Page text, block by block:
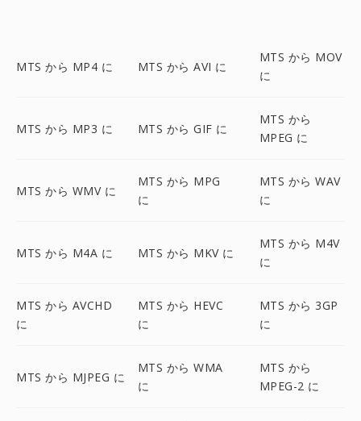
MTS から MP4 に MTS から AVI に
MTS から MOV
に
MTS から MP3 に MTS から GIF に
MTS から
MPEG に
MTS から WMV に
MTS から MPG
に
MTS から WAV
に
MTS から M4A に MTS から MKV に
MTS から M4V
に
MTS から AVCHD
に
MTS から HEVC
に
MTS から 3GP
に
MTS から MJPEG に
MTS から WMA
に
MTS から
MPEG-2 に